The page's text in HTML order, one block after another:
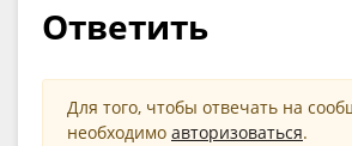
Ответить
Для того, чтобы отвечать на
необходимо авторизоваться.